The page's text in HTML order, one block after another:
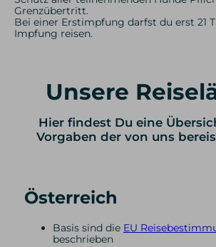
Grenzübertritt.
Bei einer Erstimpfung darfst du erst 21
Impfung reisen.
Unsere
Hier findest Du eine
Vorgaben der von uns
Österreich
Basis sind die EU
beschrieben